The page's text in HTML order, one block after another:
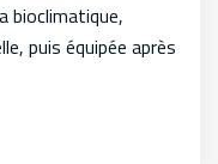
bioclimatique,
puis équipée après